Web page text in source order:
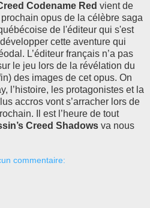
Codename Red vient de
opus de la célèbre saga
de l'éditeur qui s'est
cette aventure qui
L’éditeur français n’a pas
le jeu lors de la révélation du
des images de cet opus. On
l’histoire, les protagonistes et la
accros vont s’arracher lors de
Il est l’heure de tout
Creed Shadows va nous
commentaire: